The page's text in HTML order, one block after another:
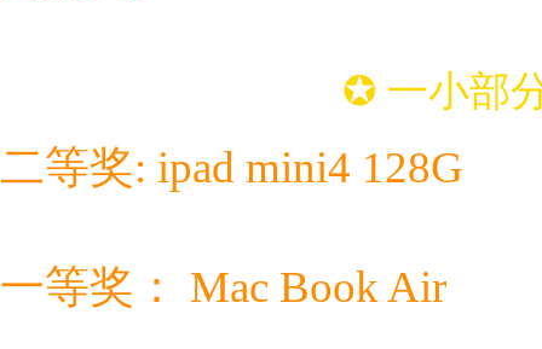
✪ 一小部
二等奖: ipad mini4 128G
一等奖： Mac Book Air